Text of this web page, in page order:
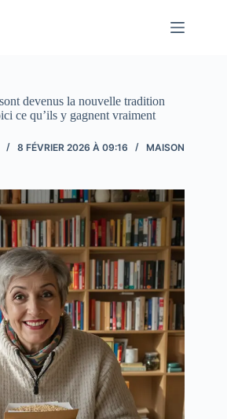
devenus la nouvelle tradition
ce qu’ils y gagnent vraiment
8 FÉVRIER 2026 À 09:16 MAISON